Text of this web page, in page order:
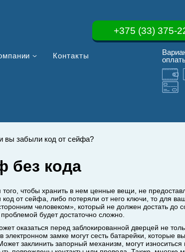
+375 (33) 375-
Контакты
вы забыли код от сейфа?
без кода
чтобы хранить в нем ценные вещи, не
от сейфа, либо потеряли от него ключи, то для
человеком», который не должен достать до
будет достаточно сложно.
оказаться перед заблокированной дверцей не
электронном замке могут сесть батарейки, которые
заклинить запорный механизм, могут износиться